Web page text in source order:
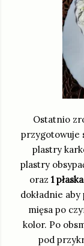
Ostatnio
przygotowuje
plastry
plastry
oraz 1
dokładnie aby
mięsa po
kolor. Po
pod